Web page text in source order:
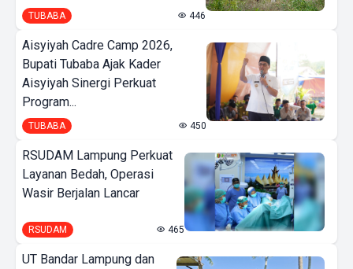
TUBABA 446
Aisyiyah Cadre Camp 2026,
Bupati Tubaba Ajak Kader
Aisyiyah Sinergi Perkuat
Program...
TUBABA 450
RSUDAM Lampung Perkuat
Layanan Bedah, Operasi
Wasir Berjalan Lancar
RSUDAM 465
UT Bandar Lampung dan